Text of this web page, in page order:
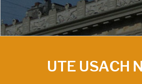
UTE USACH